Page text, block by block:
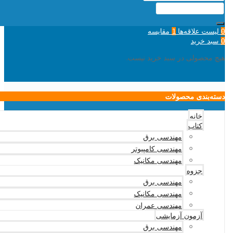
0 لیست علاقه‌ها 1 مقایسه
0 سبد خرید
هیچ محصولی در سبد خرید نیست.
دسته‌بندی محصولات
خانه
کتاب
مهندسی برق
مهندسی کامپیوتر
مهندسی مکانیک
جزوه
مهندسی برق
مهندسی مکانیک
مهندسی عمران
آزمون آزمایشی
مهندسی برق